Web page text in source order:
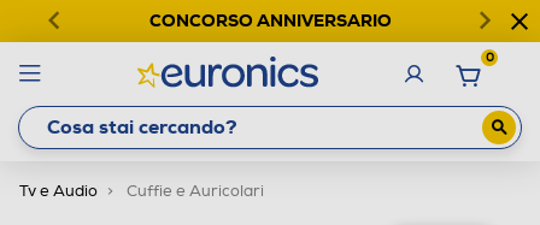
CONCORSO ANNIVERSARIO
0
Tv e Audio Cuffie e Auricolari